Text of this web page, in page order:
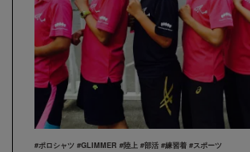
#ポロシャツ #GLIMMER #陸上 #部活 #練習着 #スポーツ